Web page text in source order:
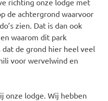
de achtergrond waarvoor
zien. Dat is dan ook
waarom dit park
de grond hier heel veel
voor wervelwind en
onze lodge. Wij hebben